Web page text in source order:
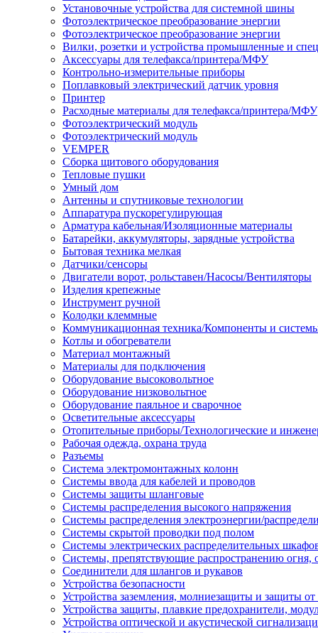
Установочные устройства для системной шины
Фотоэлектрическое преобразование энергии
Фотоэлектрическое преобразование энергии
Вилки, розетки и устройства промышленные и
Аксессуары для телефакса/принтера/МФУ
Контрольно-измерительные приборы
Поплавковый электрический датчик уровня
Принтер
Расходные материалы для телефакса/принтера/МФУ
Фотоэлектрический модуль
Фотоэлектрический модуль
VEMPER
Сборка щитового оборудования
Тепловые пушки
Умный дом
Антенны и спутниковые технологии
Аппаратура пускорегулирующая
Арматура кабельная/Изоляционные материалы
Батарейки, аккумуляторы, зарядные устройства
Бытовая техника мелкая
Датчики/сенсоры
Двигатели ворот, рольставен/Насосы/Вентиляторы
Изделия крепежные
Инструмент ручной
Колодки клеммные
Коммуникационная техника/Компоненты и
Котлы и обогреватели
Материал монтажный
Материалы для подключения
Оборудование высоковольтное
Оборудование низковольтное
Оборудование паяльное и сварочное
Осветительные аксессуары
Отопительные приборы/Технологические и
Рабочая одежда, охрана труда
Разъемы
Система электромонтажных колонн
Системы ввода для кабелей и проводов
Системы защиты шланговые
Системы распределения высокого напряжения
Системы распределения электроэнергии/
Системы скрытой проводки под полом
Системы электрических распределительных
Системы, препятствующие распространению огня,
Соединители для шлангов и рукавов
Устройства безопасности
Устройства заземления, молниезащиты и защиты
Устройства защиты, плавкие предохранители,
Устройства оптической и акустической